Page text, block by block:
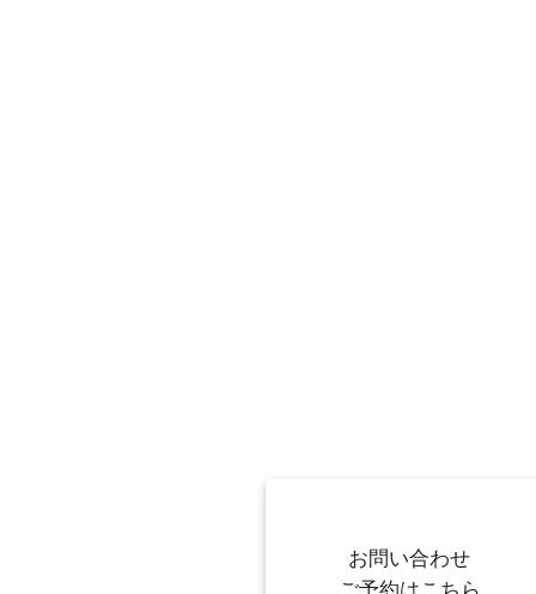
お問い合わせ
ご予約はこちら